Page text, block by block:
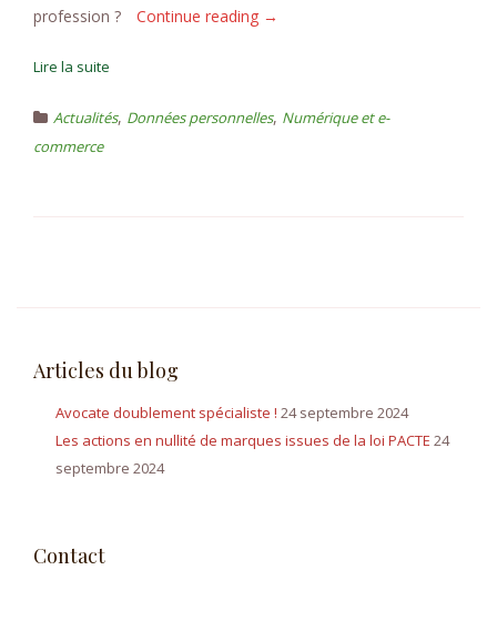
profession ?
Continue reading « La
données
→
Lire la suite
Actualités, Données personnelles, Numérique et e-
commerce
Articles du blog
Avocate doublement spécialiste ! 24 septembre 2024
Les actions en nullité de marques issues de la loi PACTE 24
septembre 2024
Contact